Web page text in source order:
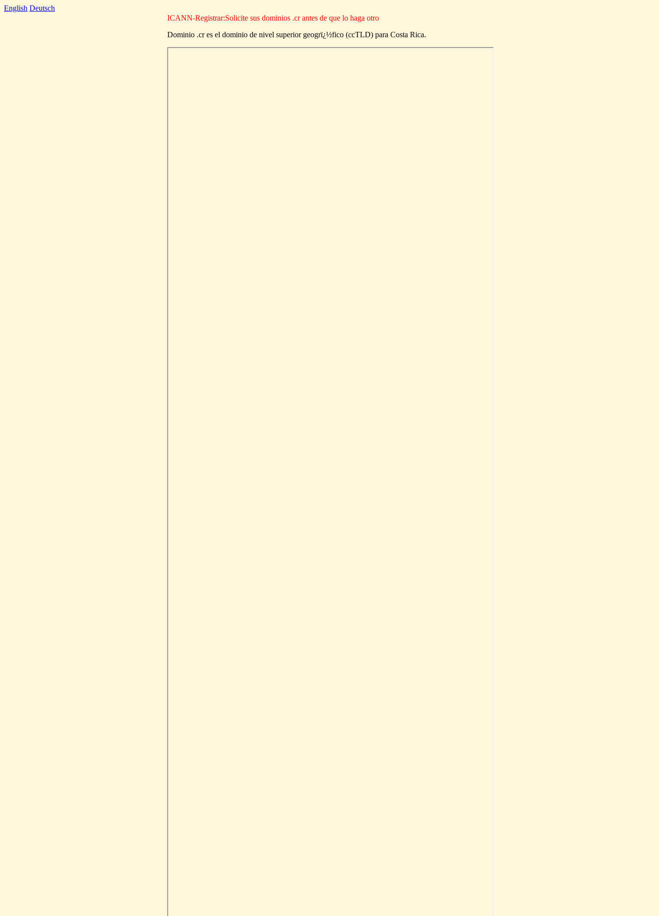
English Deutsch
ICANN-Registrar:Solicite sus dominios .cr antes de que lo haga otro
Dominio .cr es el dominio de nivel superior geogrï¿½fico (ccTLD) para Costa Rica.